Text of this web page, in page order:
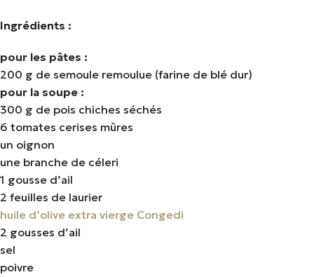
Ingrédients :
pour les pâtes :
200 g de semoule remoulue (farine de blé dur)
pour la soupe :
300 g de pois chiches séchés
6 tomates cerises mûres
un oignon
une branche de céleri
1 gousse d’ail
2 feuilles de laurier
huile d’olive extra vierge Congedi
2 gousses d’ail
sel
poivre